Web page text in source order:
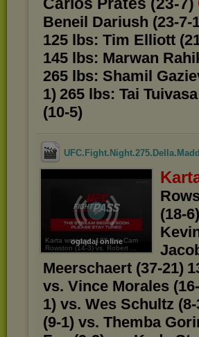
Beneil Dariush (23-7-
125 lbs: Tim Elliott
145 lbs: Marwan
265 lbs: Shamil
1) 265 lbs: Tai
(10-5)
oglądaj online
Karta wstępna: 185 lbs: Cam
Rowston (14-3) vs. Robert ...
(18-6)
Meerschaert (37-21)
vs. Vince Morales
1) vs. Wes Schultz (8-
(9-1) vs. Themba